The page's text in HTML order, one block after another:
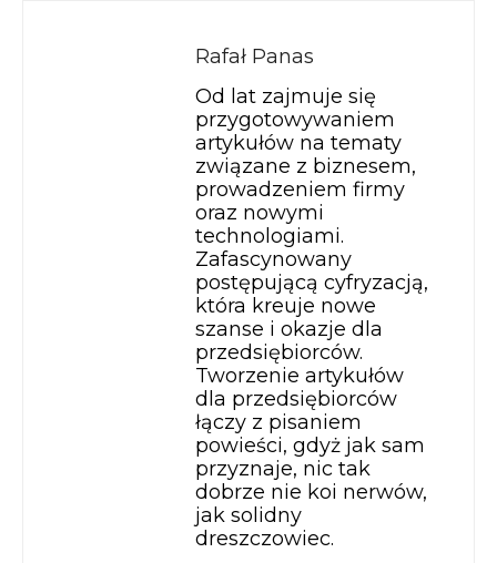
Rafał Panas
Od lat zajmuje się
przygotowywaniem
artykułów na tematy
związane z biznesem,
prowadzeniem firmy
oraz nowymi
technologiami.
Zafascynowany
postępującą cyfryzacją,
która kreuje nowe
szanse i okazje dla
przedsiębiorców.
Tworzenie artykułów
dla przedsiębiorców
łączy z pisaniem
powieści, gdyż jak sam
przyznaje, nic tak
dobrze nie koi nerwów,
jak solidny
dreszczowiec.